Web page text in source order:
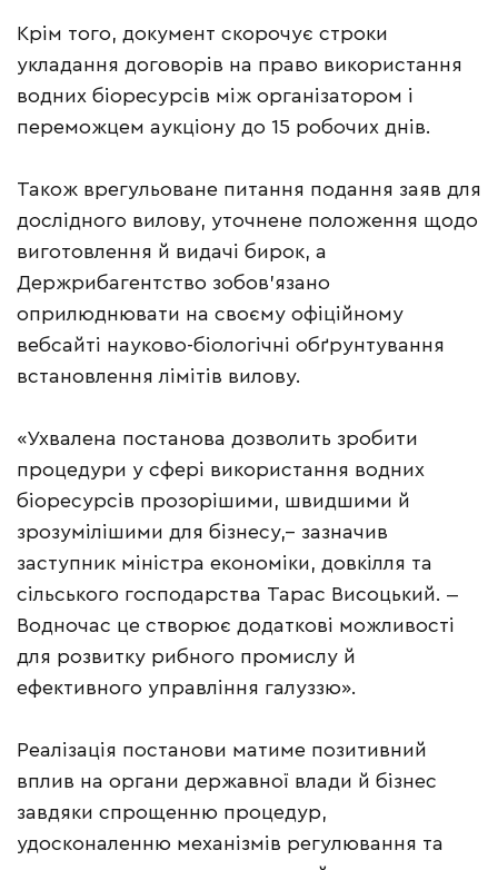
Крім того, документ скорочує строки
укладання договорів на право використання
водних біоресурсів між організатором і
переможцем аукціону до 15 робочих днів.
Також врегульоване питання подання заяв для
дослідного вилову, уточнене положення щодо
виготовлення й видачі бирок, а
Держрибагентство зобов’язано
оприлюднювати на своєму офіційному
вебсайті науково-біологічні обґрунтування
встановлення лімітів вилову.
«Ухвалена постанова дозволить зробити
процедури у сфері використання водних
біоресурсів прозорішими, швидшими й
зрозумілішими для бізнесу,– зазначив
заступник міністра економіки, довкілля та
сільського господарства Тарас Висоцький. ‒
Водночас це створює додаткові можливості
для розвитку рибного промислу й
ефективного управління галуззю».
Реалізація постанови матиме позитивний
вплив на органи державної влади й бізнес
завдяки спрощенню процедур,
удосконаленню механізмів регулювання та